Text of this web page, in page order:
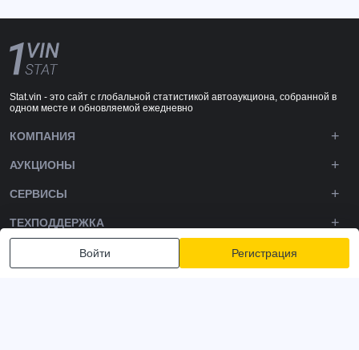
Войти Регистрация
Stat.vin - это сайт с глобальной статистикой автоаукциона, собранной в
одном месте и обновляемой ежедневно
КОМПАНИЯ
АУКЦИОНЫ
СЕРВИСЫ
ТЕХПОДДЕРЖКА
DOWNLOADS